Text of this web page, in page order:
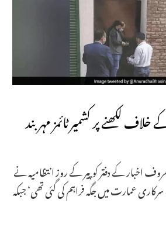
اخبار کے دفتر کوپیر کے روز انتظامیہ نے
عمارت میں جگہ فراہم کی گئی تھی‘ جبکہ